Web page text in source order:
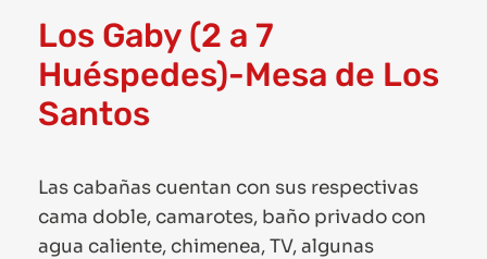
Los Gaby (2 a 7
Huéspedes)-Mesa de Los
Santos
Las cabañas cuentan con sus respectivas
cama doble, camarotes, baño privado con
agua caliente, chimenea, TV, algunas